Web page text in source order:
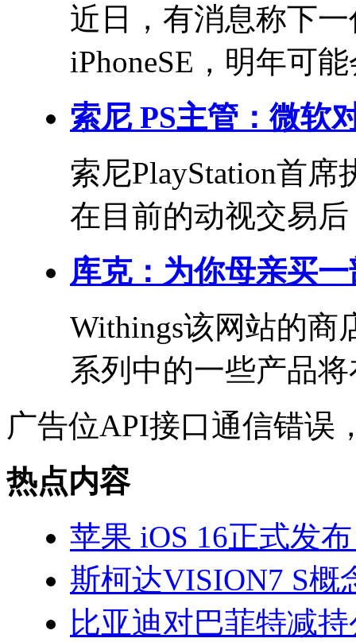
近日，有消息称下
iPhoneSE，明年可
索尼 PS主管：微软
索尼PlayStation首席
在目前的动视交易
库克：为你母亲买
Withings该网站的商
系列中的一些产品
广告位API接口通信错误
热点内容
苹果 iOS 16正式发
斯柯达VISION7 S概
比亚迪对巴菲特减